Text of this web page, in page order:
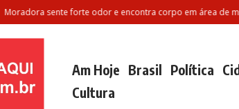
sente forte odor e encontra corpo em área de
Am Hoje Brasil Política
Cultura